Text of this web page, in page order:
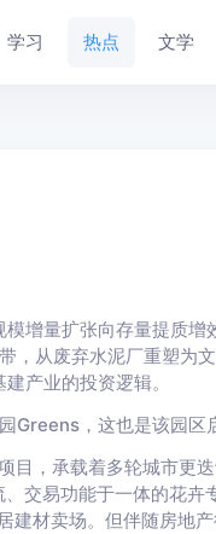
学习 热点 文学
增量扩张向存量提质
，从废弃水泥厂重塑为
产业的投资逻辑。
Greens，这也是该园区
目，承载着多轮城市更
交易功能于一体的花
建材卖场。但伴随房地